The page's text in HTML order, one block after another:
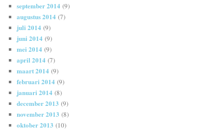
september 2014 (9)
augustus 2014 (7)
juli 2014 (9)
juni 2014 (9)
mei 2014 (9)
april 2014 (7)
maart 2014 (9)
februari 2014 (9)
januari 2014 (8)
december 2013 (9)
november 2013 (8)
oktober 2013 (10)